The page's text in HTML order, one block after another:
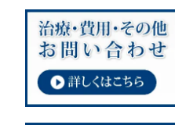
2017年11月
2017年10月
2017年09月
2017年08月
2017年07月